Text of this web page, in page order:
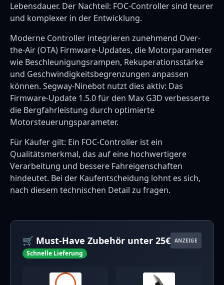
Lebensdauer. Der Nachteil: FOC-Controller sind teurer
und komplexer in der Entwicklung.
Moderne Controller integrieren zunehmend Over-
the-Air (OTA) Firmware-Updates, die Motorparameter
wie Beschleunigungsrampen, Rekuperationsstärke
und Geschwindigkeitsbegrenzungen anpassen
können. Segway-Ninebot nutzt dies aktiv: Das
Firmware-Update 1.5.0 für den Max G3D verbesserte
die Bergfahrleistung durch optimierte
Motorsteuerungsparameter.
Für Käufer gilt: Ein FOC-Controller ist ein
Qualitätsmerkmal, das auf eine hochwertigere
Verarbeitung und bessere Fahreigenschaften
hindeutet. Bei der Kaufentscheidung lohnt es sich,
nach diesem technischen Detail zu fragen.
🛒 Must-Have Zubehör unter 25€ ANZEIGE
Schnelle Lieferung